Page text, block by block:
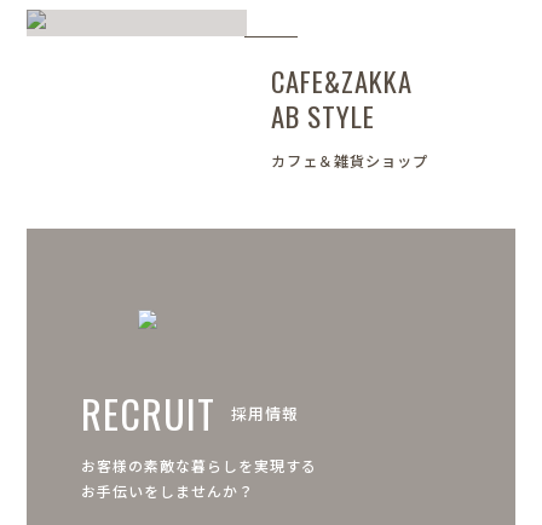
CAFE&ZAKKA
AB STYLE
カフェ＆雑貨ショップ
RECRUIT 採用情報
お客様の素敵な暮らしを実現する
お手伝いをしませんか？